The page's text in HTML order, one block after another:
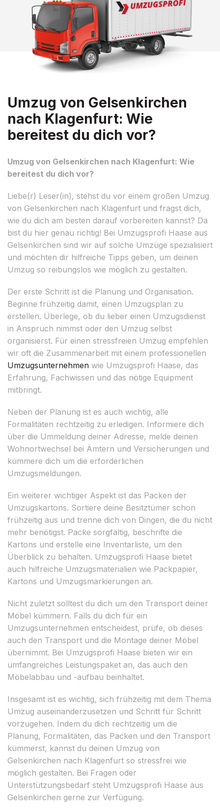
Umzug von Gelsenkirchen
nach Klagenfurt: Wie
bereitest du dich vor?
Umzug von Gelsenkirchen nach Klagenfurt: Wie
bereitest du dich vor?
Liebe(r) Leser(in), stehst du vor einem großen Umzug
von Gelsenkirchen nach Klagenfurt und fragst dich,
wie du dich am besten darauf vorbereiten kannst? Da
bist du hier genau richtig! Bei Umzugsprofi Haase aus
Gelsenkirchen sind wir auf solche Umzüge spezialisiert
und möchten dir hilfreiche Tipps geben, um deinen
Umzug so reibungslos wie möglich zu gestalten.
Der erste Schritt ist die Planung und Organisation.
Beginne frühzeitig damit, einen Umzugsplan zu
erstellen. Überlege, ob du lieber einen Umzugsdienst
in Anspruch nimmst oder den Umzug selbst
organisierst. Für einen stressfreien Umzug empfehlen
wir oft die Zusammenarbeit mit einem professionellen
Umzugsunternehmen wie Umzugsprofi Haase, das
Erfahrung, Fachwissen und das nötige Equipment
mitbringt.
Neben der Planung ist es auch wichtig, alle
Formalitäten rechtzeitig zu erledigen. Informiere dich
über die Ummeldung deiner Adresse, melde deinen
Wohnortwechsel bei Ämtern und Versicherungen und
kümmere dich um die erforderlichen
Umzugsmeldungen.
Ein weiterer wichtiger Aspekt ist das Packen der
Umzugskartons. Sortiere deine Besitztümer schon
frühzeitig aus und trenne dich von Dingen, die du nicht
mehr benötigst. Packe sorgfältig, beschrifte die
Kartons und erstelle eine Inventarliste, um den
Überblick zu behalten. Umzugsprofi Haase bietet
auch hilfreiche Umzugsmaterialien wie Packpapier,
Kartons und Umzugsmarkierungen an.
Nicht zuletzt solltest du dich um den Transport deiner
Möbel kümmern. Falls du dich für ein
Umzugsunternehmen entscheidest, prüfe, ob dieses
auch den Transport und die Montage deiner Möbel
übernimmt. Bei Umzugsprofi Haase bieten wir ein
umfangreiches Leistungspaket an, das auch den
Möbelabbau und -aufbau beinhaltet.
Insgesamt ist es wichtig, sich frühzeitig mit dem Thema
Umzug auseinanderzusetzen und Schritt für Schritt
vorzugehen. Indem du dich rechtzeitig um die
Planung, Formalitäten, das Packen und den Transport
kümmerst, kannst du deinen Umzug von
Gelsenkirchen nach Klagenfurt so stressfrei wie
möglich gestalten. Bei Fragen oder
Unterstützungsbedarf steht Umzugsprofi Haase aus
Gelsenkirchen gerne zur Verfügung.